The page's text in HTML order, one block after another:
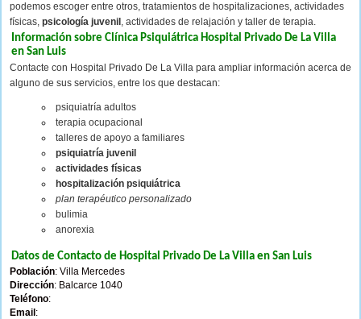
podemos escoger entre otros, tratamientos de hospitalizaciones, actividades
físicas, psicología juvenil , actividades de relajación y taller de terapia.
Información sobre Clínica Psiquiátrica Hospital Privado De La Villa
en San Luis
Contacte con Hospital Privado De La Villa para ampliar información acerca de
alguno de sus servicios, entre los que destacan:
psiquiatría adultos
terapia ocupacional
talleres de apoyo a familiares
psiquiatría juvenil
actividades físicas
hospitalización psiquiátrica
plan terapéutico personalizado
bulimia
anorexia
Datos de Contacto de Hospital Privado De La Villa en San Luis
Población: Villa Mercedes
Dirección: Balcarce 1040
Teléfono:
Email :